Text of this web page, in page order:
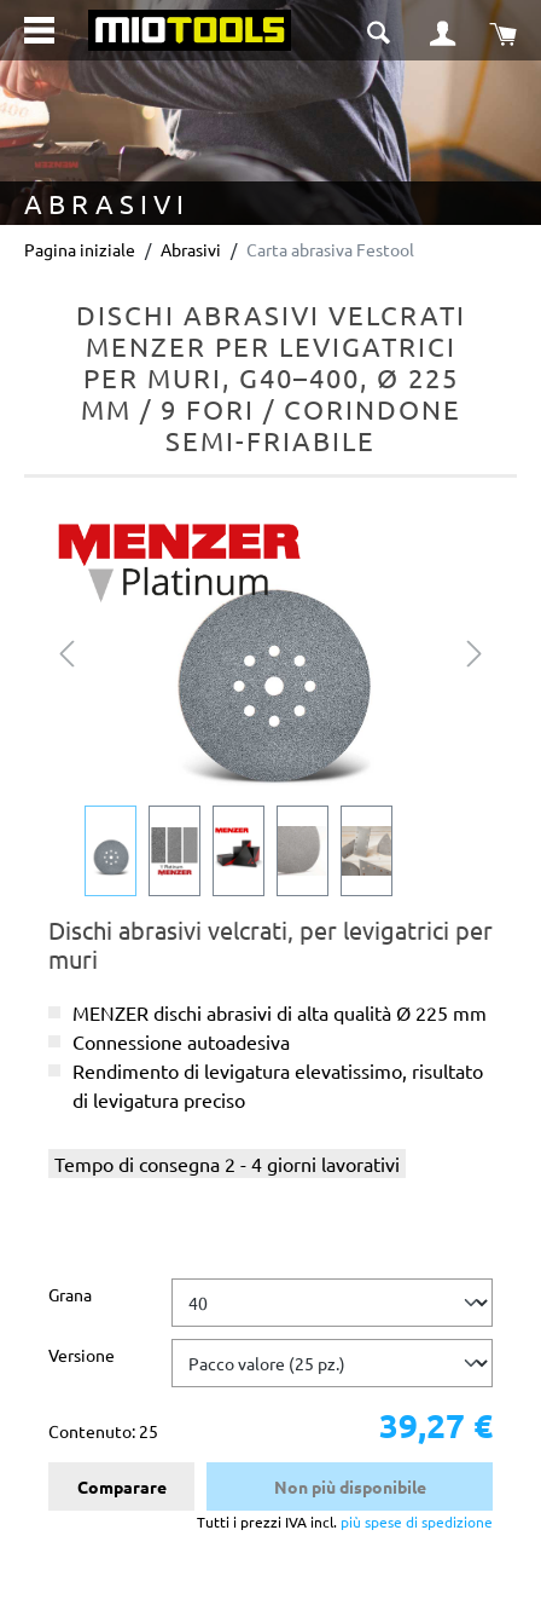
principale Il
ABRASIVI
Pagina iniziale Abrasivi Carta abrasiva Festool
DISCHI ABRASIVI VELCRATI
MENZER PER LEVIGATRICI
PER MURI, G40–400, Ø 225
MM / 9 FORI / CORINDONE
SEMI-FRIABILE
Salta la galleria di immagini
Dischi abrasivi velcrati, per levigatrici per
muri
MENZER dischi abrasivi di alta qualità Ø 225 mm
Connessione autoadesiva
Rendimento di levigatura elevatissimo, risultato
di levigatura preciso
Tempo di consegna 2 - 4 giorni lavorativi
Seleziona
Grana
Seleziona
Versione
Contenuto: 25 39,27 €
Comparare Non più disponibile
Tutti i prezzi IVA incl. più spese di spedizione